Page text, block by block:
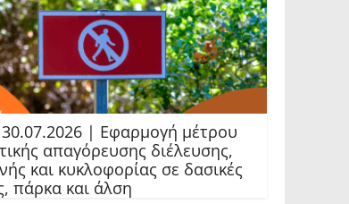
| Εφαρμογή μέτρου
απαγόρευσης διέλευσης,
και κυκλοφορίας σε δασικές
πάρκα και άλση